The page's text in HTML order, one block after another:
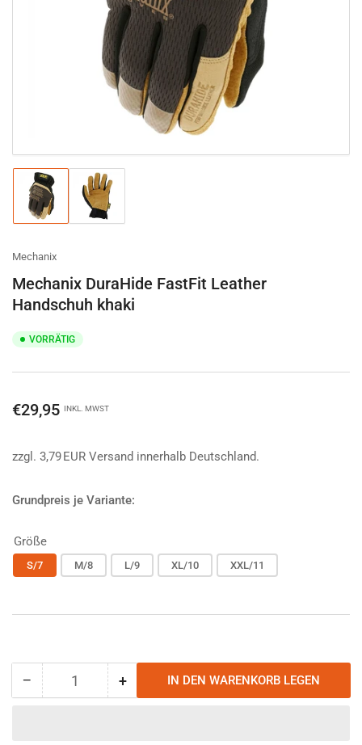
Modal
öffnen
Bild
in
Galerieansicht
laden
Bild
in
Galerieansicht
Mechanix
Mechanix DuraHide FastFit Leather
Handschuh khaki
VORRÄTIG
Normaler
€29,95 INKL. MWST
zzgl. 3,79 EUR Versand innerhalb Deutschland.
Grundpreis je Variante:
Größe
S/7 M/8 L/9 XL/10 XXL/11
− Menge
Anzahl +Menge
IN DEN WARENKORB LEGEN